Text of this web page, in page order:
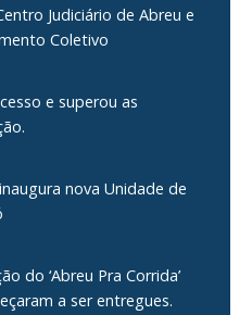
Judiciário de Abreu e
Coletivo
e superou as
nova Unidade de
do ‘Abreu Pra Corrida’
a ser entregues.